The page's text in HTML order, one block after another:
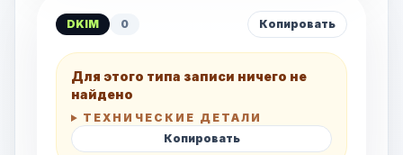
DKIM 0 Копировать
Для этого типа записи ничего не
найдено
ТЕХНИЧЕСКИЕ ДЕТАЛИ
Копировать